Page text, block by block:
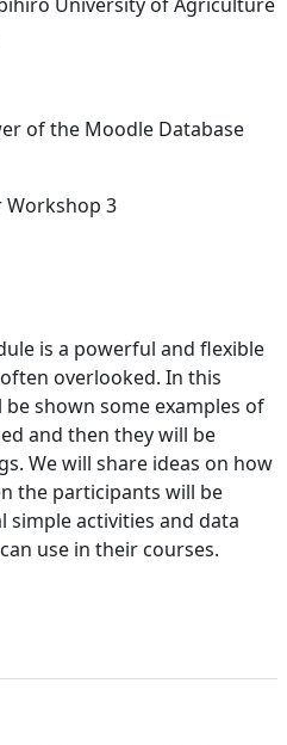
of the Moodle Database
Workshop 3
is a powerful and flexible
overlooked. In this
shown some examples of
and then they will be
We will share ideas on how
the participants will be
simple activities and data
use in their courses.